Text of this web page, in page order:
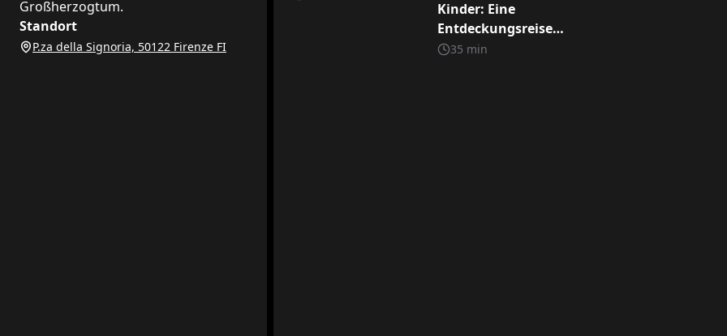
Großherzogtum.
Standort
P.za della Signoria, 50122 Firenze FI
Kinder: Eine
Entdeckungsreise
durch den Palazzo
35 min